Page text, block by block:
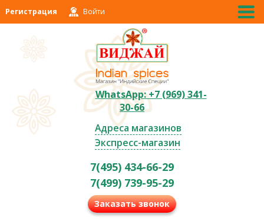
Регистрация Войти
WhatsApp: +7 (969) 341-
30-66
Адреса магазинов
Экспресс-магазин
7(495) 434-66-29
7(499) 739-95-29
Заказать звонок